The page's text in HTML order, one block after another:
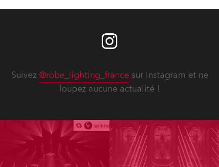
Suivez @robe_lighting_francesur Instagram et ne
loupez aucune actualité !